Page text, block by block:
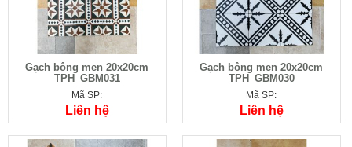
Gạch bông men 20x20cm
TPH_GBM031
Mã SP:
Liên hệ
Gạch bông men 20x20cm
TPH_GBM030
Mã SP:
Liên hệ